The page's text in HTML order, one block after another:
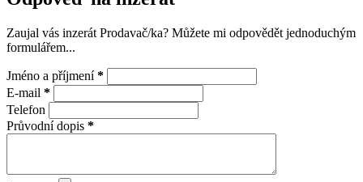
Zaujal vás inzerát Prodavač/ka? Můžete mi odpovědět jednoduchým
formulářem...
Jméno a příjmení*
E-mail *
Telefon
Průvodní dopis *